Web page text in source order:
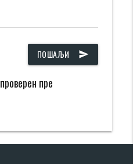
ПОШАЉИ send
пре